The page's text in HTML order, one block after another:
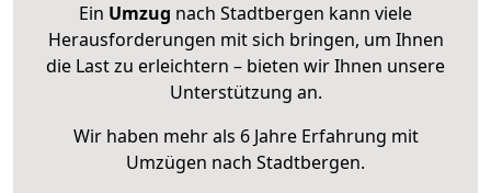
Ein Umzug nach Stadtbergen kann viele
Herausforderungen mit sich bringen, um Ihnen
die Last zu erleichtern – bieten wir Ihnen unsere
Unterstützung an.
Wir haben mehr als 6 Jahre Erfahrung mit
Umzügen nach Stadtbergen.